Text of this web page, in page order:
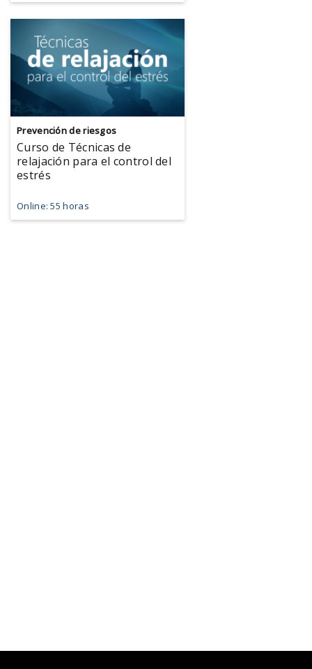
Prevención de riesgos
Curso de Técnicas de
relajación para el control del
estrés
Online: 55 horas